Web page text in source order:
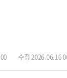
수정 2026.06.16